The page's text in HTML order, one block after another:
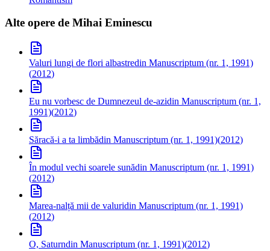
Alte opere de Mihai Eminescu
Valuri lungi de flori albastredin Manuscriptum (nr. 1, 1991)
(2012)
Eu nu vorbesc de Dumnezeul de-azidin Manuscriptum (nr. 1,
1991)(2012)
Săracă-i a ta limbădin Manuscriptum (nr. 1, 1991)(2012)
În modul vechi soarele sunădin Manuscriptum (nr. 1, 1991)
(2012)
Marea-nalță mii de valuridin Manuscriptum (nr. 1, 1991)
(2012)
O, Saturndin Manuscriptum (nr. 1, 1991)(2012)